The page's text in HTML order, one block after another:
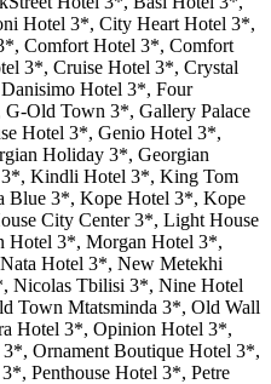
Hotel 3*, City Heart Hotel 3*,
Comfort Hotel 3*, Comfort
3*, Cruise Hotel 3*, Crystal
Hotel 3*, Four
Old Town 3*, Gallery Palace
Hotel 3*, Genio Hotel 3*,
Holiday 3*, Georgian
Kindli Hotel 3*, King Tom
3*, Kope Hotel 3*, Kope
City Center 3*, Light House
3*, Morgan Hotel 3*,
Hotel 3*, New Metekhi
Nicolas Tbilisi 3*, Nine Hotel
Town Mtatsminda 3*, Old Wall
Hotel 3*, Opinion Hotel 3*,
Ornament Boutique Hotel 3*,
Penthouse Hotel 3*, Petre